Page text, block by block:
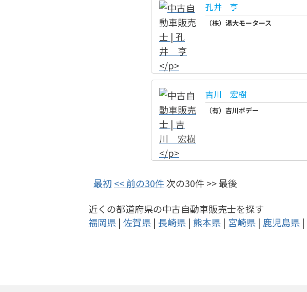
孔井 亨
（株）湯大モータース
吉川 宏樹
（有）吉川ボデー
最初 << 前の30件次の30件 >> 最後
近くの都道府県の中古自動車販売士を探す
福岡県 | 佐賀県 | 長崎県 | 熊本県 | 宮崎県 | 鹿児島県 |